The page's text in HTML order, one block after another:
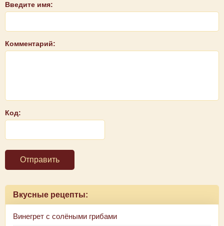
Введите имя:
Комментарий:
Код:
Отправить
Вкусные рецепты:
Винегрет с солёными грибами